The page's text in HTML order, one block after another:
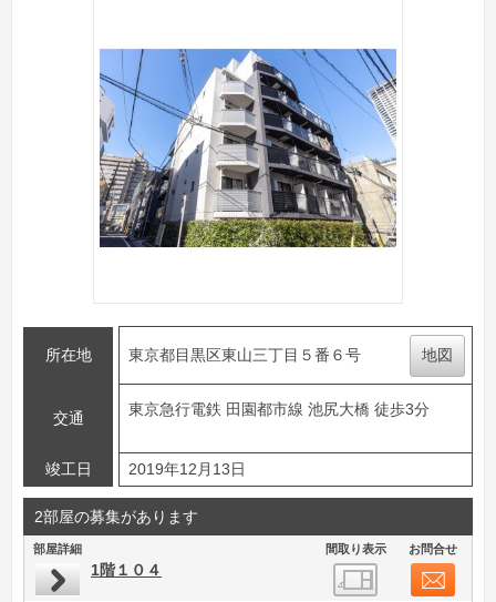
所在地 東京都目黒区東山三丁目５番６号 地図
交通
東京急行電鉄 田園都市線 池尻大橋 徒歩3分
竣工日 2019年12月13日
2部屋の募集があります
部屋詳細 間取り表示 お問合せ
1階１０４